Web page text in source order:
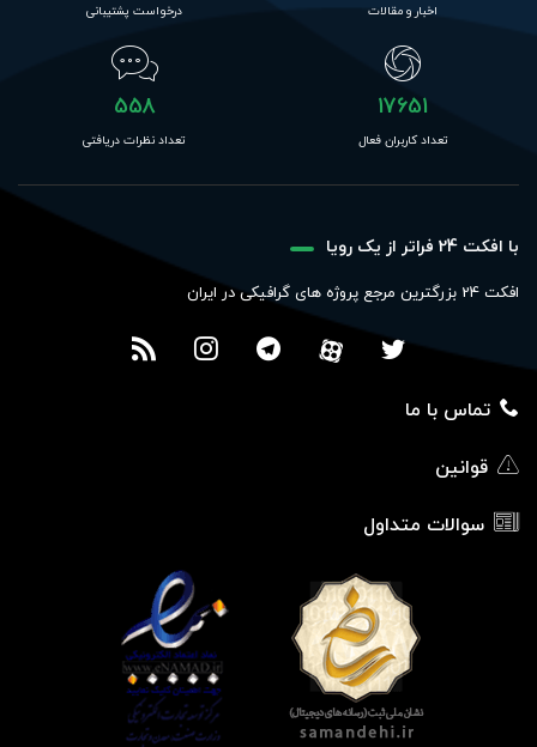
اخبار و مقالات درخواست پشتیبانی
17651
تعداد کاربران فعال
558
تعداد نظرات دریافتی
با افکت 24 فراتر از یک رویا
افکت 24 بزرگترین مرجع پروژه های گرافیکی در ایران
تماس با ما
قوانین
سوالات متداول